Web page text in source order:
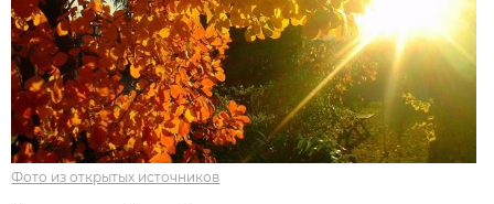
Фото из открытых источников